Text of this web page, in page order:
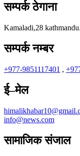
सम्पर्क ठेगाना
Kamaladi,28 kathmandu.
सम्पर्क नम्बर
+977-9851117401 ,
ई–मेल
info@news.com
सामाजिक संजाल